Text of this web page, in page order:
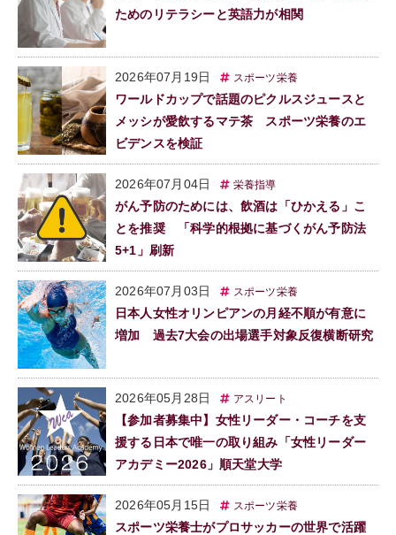
ためのリテラシーと英語力が相関
2026年07月19日 スポーツ栄養
ワールドカップで話題のピクルスジュースと
メッシが愛飲するマテ茶 スポーツ栄養のエ
ビデンスを検証
2026年07月04日 栄養指導
がん予防のためには、飲酒は「ひかえる」こ
とを推奨 「科学的根拠に基づくがん予防法
5+1」刷新
2026年07月03日 スポーツ栄養
日本人女性オリンピアンの月経不順が有意に
増加 過去7大会の出場選手対象反復横断研究
2026年05月28日 アスリート
【参加者募集中】女性リーダー・コーチを支
援する日本で唯一の取り組み「女性リーダー
アカデミー2026」順天堂大学
2026年05月15日 スポーツ栄養
スポーツ栄養士がプロサッカーの世界で活躍